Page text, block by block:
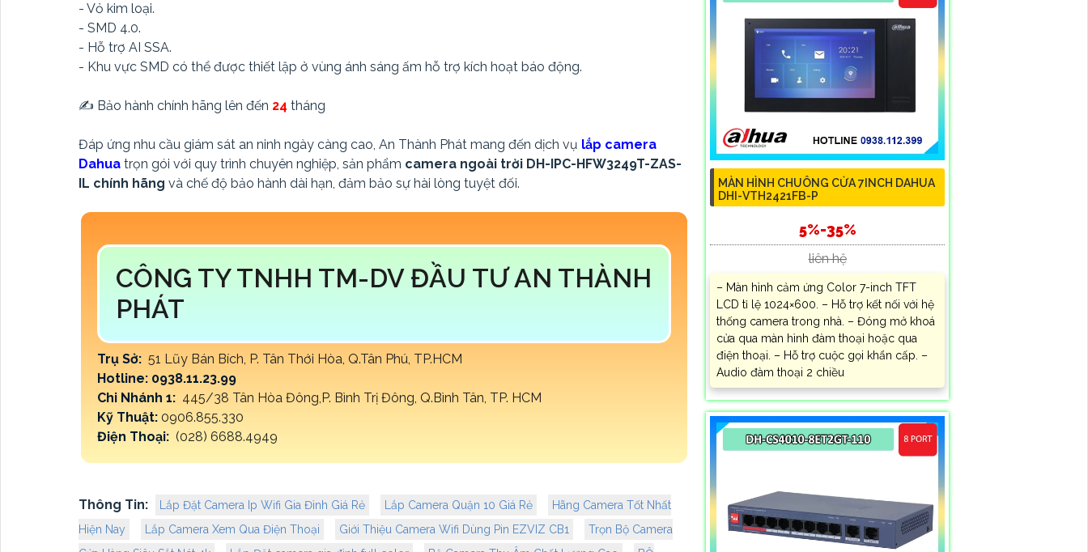
- Vỏ kim loại.
- SMD 4.0.
- Hỗ trợ AI SSA.
- Khu vực SMD có thể được thiết lập ở vùng ánh sáng ấm hỗ trợ kích hoạt báo động.
✍️ Bảo hành chính hãng lên đến 24 tháng
Đáp ứng nhu cầu giám sát an ninh ngày càng cao, An Thành Phát mang đến dịch vụ lắp camera
Dahua trọn gói với quy trình chuyên nghiệp, sản phẩm camera ngoài trời DH-IPC-HFW3249T-ZAS-
IL chính hãng và chế độ bảo hành dài hạn, đảm bảo sự hài lòng tuyệt đối.
CÔNG TY TNHH TM-DV ĐẦU TƯ AN THÀNH
PHÁT
Trụ Sở: 51 Lũy Bán Bích, P. Tân Thới Hòa, Q.Tân Phú, TP.HCM
Hotline: 0938.11.23.99
Chi Nhánh 1: 445/38 Tân Hòa Đông,P. Bình Trị Đông, Q.Bình Tân, TP. HCM
Kỹ Thuật: 0906.855.330
Điện Thoại: (028) 6688.4949
Thông Tin: Lắp Đặt Camera Ip Wifi Gia Đình Giá Rẻ Lắp Camera Quận 10 Giá Rẻ
Hãng Camera Tốt Nhất
Hiện Nay
Lắp Camera Xem Qua Điện Thoại Giới Thiệu Camera Wifi Dùng Pin EZVIZ CB1
Trọn Bộ Camera
MÀN HÌNH CHUÔNG CỬA 7INCH DAHUA
DHI-VTH2421FB-P
5%-35%
liên hệ
– Màn hình cảm ứng Color 7-inch TFT
LCD tỉ lệ 1024×600. – Hỗ trợ kết nối với hệ
thống camera trong nhà. – Đóng mở khoá
cửa qua màn hình đàm thoại hoặc qua
điện thoại. – Hỗ trợ cuộc gọi khẩn cấp. –
Audio đàm thoại 2 chiều